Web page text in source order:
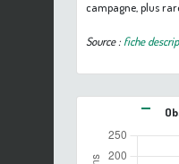
campagne, plus
Source : fiche